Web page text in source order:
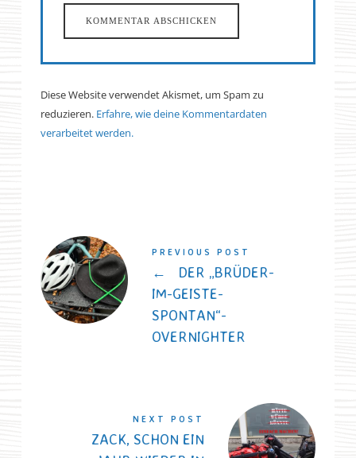
Diese Website verwendet Akismet, um Spam zu
reduzieren. Erfahre, wie deine Kommentardaten
verarbeitet werden.
PREVIOUS POST
←
DER „BRÜDER-
IM-GEISTE-
SPONTAN“-
OVERNIGHTER
NEXT POST
ZACK, SCHON EIN